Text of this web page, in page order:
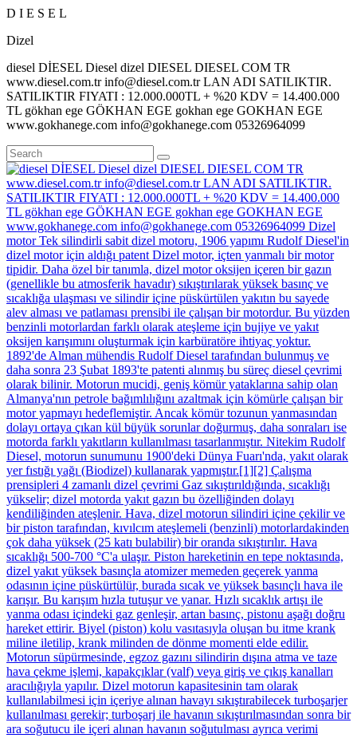
D I E S E L
Dizel
diesel DİESEL Diesel dizel DIESEL DIESEL COM TR
www.diesel.com.tr info@diesel.com.tr LAN ADI SATILIKTIR.
SATILIKTIR FIYATI : 12.000.000TL + %20 KDV = 14.400.000
TL gökhan ege GÖKHAN EGE gokhan ege GOKHAN EGE
www.gokhanege.com info@gokhanege.com 05326964099